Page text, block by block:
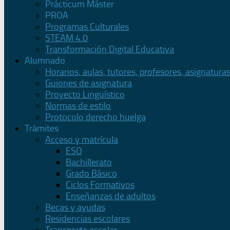
Prácticum Máster
PROA
Programas Culturales
STEAM 4.0
Transformación Digital Educativa
Alumnado
Horarios, aulas, tutores, profesores, asignaturas
Guiones de asignatura
Proyecto Lingüístico
Normas de estilo
Protocolo derecho huelga
Trámites
Acceso y matrícula
ESO
Bachillerato
Grado Básico
Ciclos Formativos
Enseñanzas de adultos
Becas y ayudas
Residencias escolares